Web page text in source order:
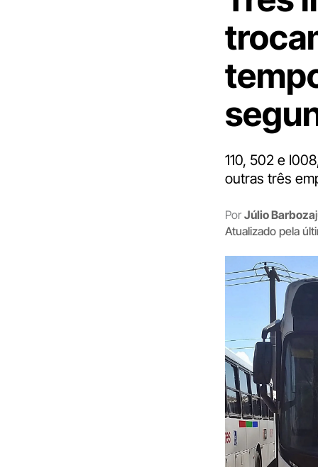
110, 502 e
outras três
Por Júlio Barboza
Atualizado pela